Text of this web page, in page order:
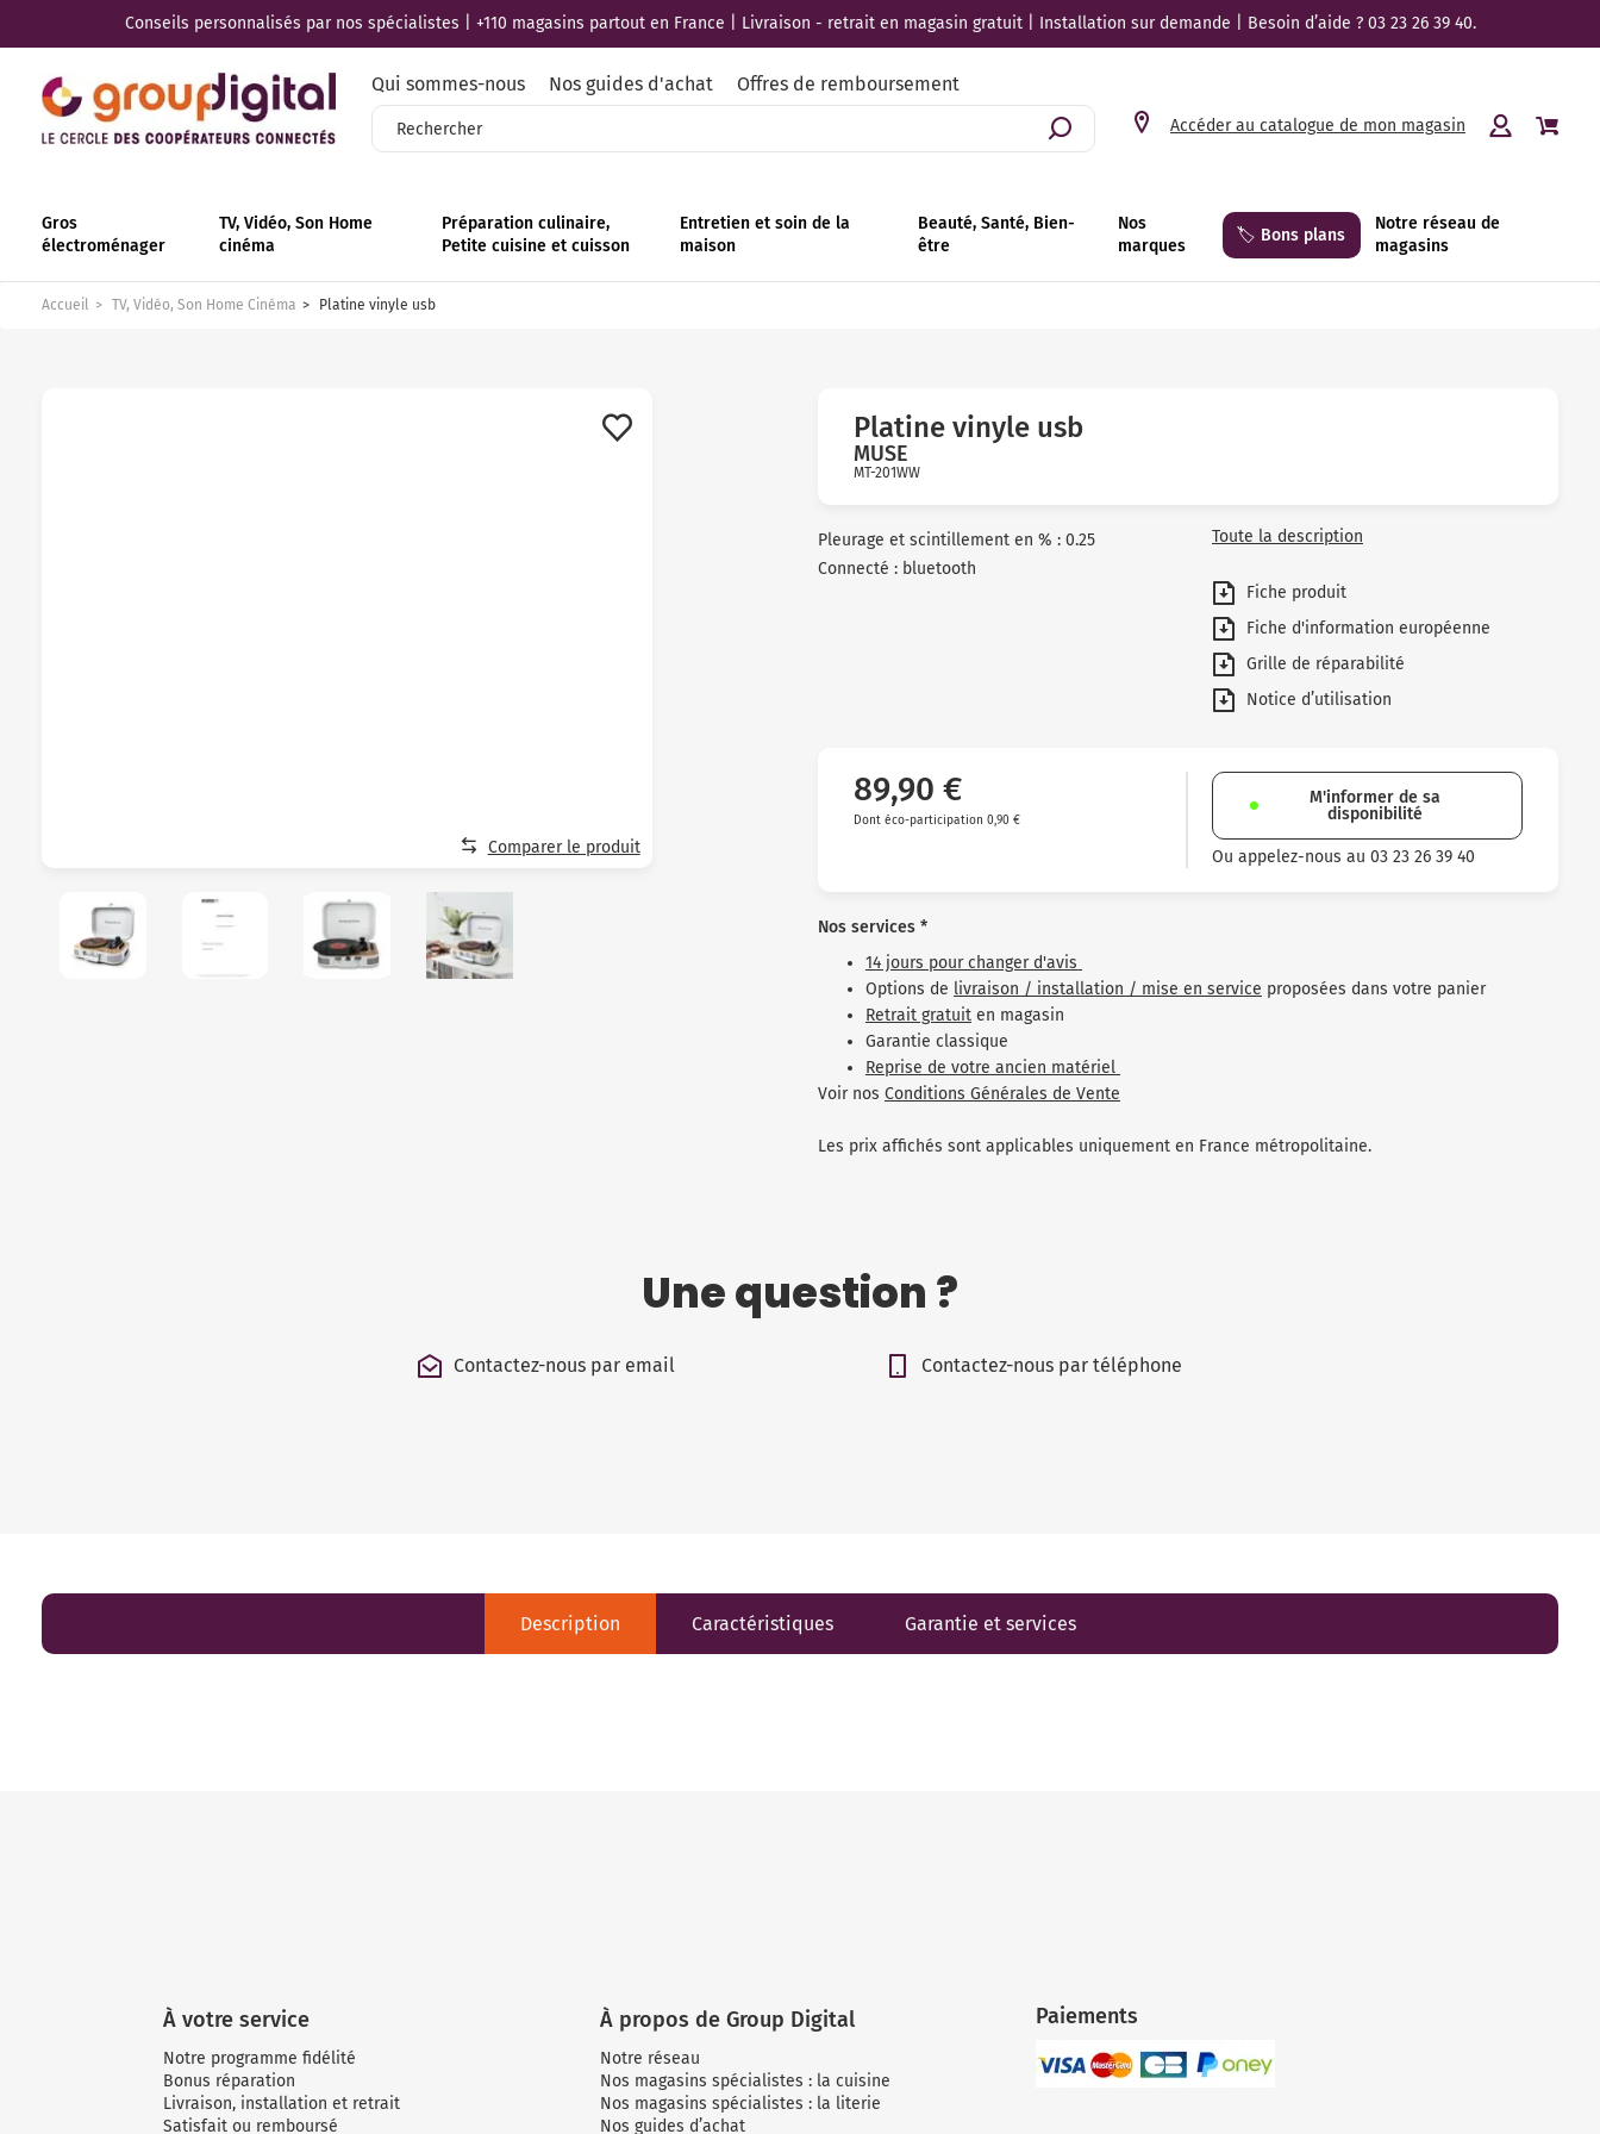
Conseils personnalisés par nos spécialistes | +110 magasins partout en France | Livraison - retrait en magasin gratuit | Installation sur demande | Besoin d’aide ? 03 23 26 39 40.
Qui sommes-nous Nos guides d'achat Offres de remboursement
Accéder au catalogue de mon magasin
Gros
électroménager
TV, Vidéo, Son Home
cinéma
Préparation culinaire,
Petite cuisine et cuisson
Entretien et soin de la
maison
Beauté, Santé, Bien-
être
Nos
marques
🏷️ Bons plans
Notre réseau de
magasins
Accueil TV, Vidéo, Son Home Cinéma Platine vinyle usb
Comparer le produit
Platine vinyle usb
MUSE
MT-201WW
Pleurage et scintillement en % : 0.25
Connecté : bluetooth
Toute la description
Fiche produit
Fiche d'information européenne
Grille de réparabilité
Notice d’utilisation
89,90 €
Dont éco-participation 0,90 €
M'informer de sa
disponibilité
Ou appelez-nous au 03 23 26 39 40
Nos services *
14 jours pour changer d'avis
Options de livraison / installation / mise en service proposées dans votre panier
Retrait gratuit en magasin
Garantie classique
Reprise de votre ancien matériel
Voir nos Conditions Générales de Vente
Les prix affichés sont applicables uniquement en France métropolitaine.
Une question ?
Contactez-nous par email Contactez-nous par téléphone
Description Caractéristiques Garantie et services
À votre service
Notre programme fidélité
Bonus réparation
Livraison, installation et retrait
Satisfait ou remboursé
À propos de Group Digital
Notre réseau
Nos magasins spécialistes : la cuisine
Nos magasins spécialistes : la literie
Nos guides d’achat
Paiements